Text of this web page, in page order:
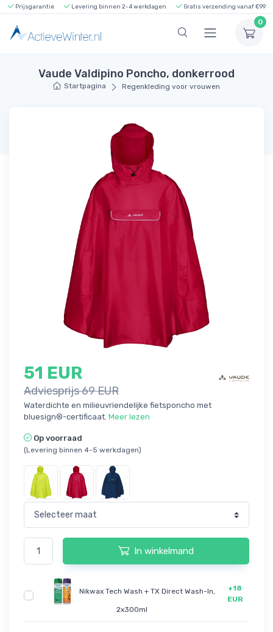
Prijsgarantie Levering binnen 2-4 werkdagen Gratis verzending vanaf €99
0
Vaude Valdipino Poncho, donkerrood
Startpagina Regenkleding voor vrouwen
51 EUR
Adviesprijs 69 EUR
Waterdichte en milieuvriendelijke fietsponcho met
bluesign®-certificaat. Meer lezen
Op voorraad
(Levering binnen 4-5 werkdagen)
In winkelmand
Nikwax Tech Wash + TX Direct Wash-In,
2x300ml
+18
EUR